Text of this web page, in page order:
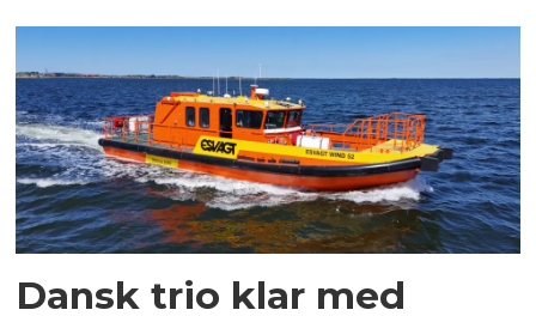
Dansk trio klar med